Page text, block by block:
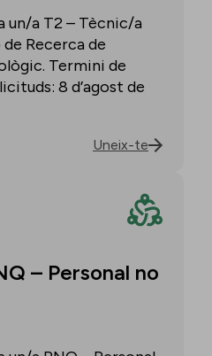
un/a T2 – Tècnic/a
Recerca de
Termini de
8 d’agost de
Uneix-te
– Personal no